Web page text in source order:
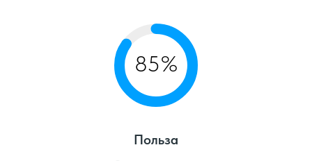
85%
Польза